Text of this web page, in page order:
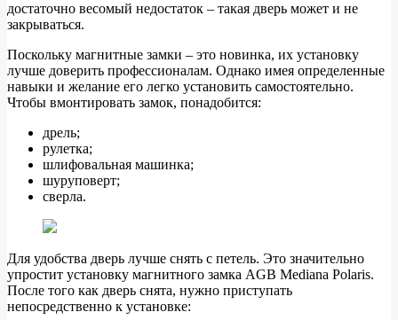
достаточно весомый недостаток – такая дверь может и не
закрываться.
Поскольку магнитные замки – это новинка, их установку
лучше доверить профессионалам. Однако имея определенные
навыки и желание его легко установить самостоятельно.
Чтобы вмонтировать замок, понадобится:
дрель;
рулетка;
шлифовальная машинка;
шуруповерт;
сверла.
Для удобства дверь лучше снять с петель. Это значительно
упростит установку магнитного замка AGB Mediana Polaris.
После того как дверь снята, нужно приступать
непосредственно к установке: